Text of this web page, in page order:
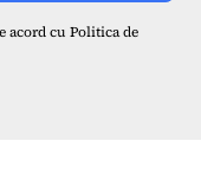
acord cu Politica de